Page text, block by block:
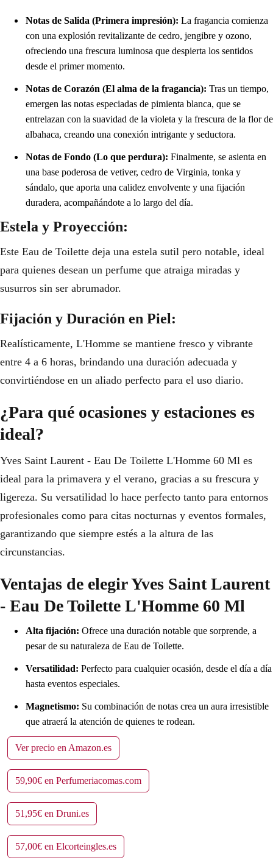
Notas de Salida (Primera impresión): La fragancia comienza
con una explosión revitalizante de cedro, jengibre y ozono,
ofreciendo una frescura luminosa que despierta los sentidos
desde el primer momento.
Notas de Corazón (El alma de la fragancia): Tras un tiempo,
emergen las notas especiadas de pimienta blanca, que se
entrelazan con la suavidad de la violeta y la frescura de la flor de
albahaca, creando una conexión intrigante y seductora.
Notas de Fondo (Lo que perdura): Finalmente, se asienta en
una base poderosa de vetiver, cedro de Virginia, tonka y
sándalo, que aporta una calidez envolvente y una fijación
duradera, acompañándote a lo largo del día.
Estela y Proyección:
Este Eau de Toilette deja una estela sutil pero notable, ideal
para quienes desean un perfume que atraiga miradas y
susurros sin ser abrumador.
Fijación y Duración en Piel:
Realísticamente, L'Homme se mantiene fresco y vibrante
entre 4 a 6 horas, brindando una duración adecuada y
convirtiéndose en un aliado perfecto para el uso diario.
¿Para qué ocasiones y estaciones es
ideal?
Yves Saint Laurent - Eau De Toilette L'Homme 60 Ml es
ideal para la primavera y el verano, gracias a su frescura y
ligereza. Su versatilidad lo hace perfecto tanto para entornos
profesionales como para citas nocturnas y eventos formales,
garantizando que siempre estés a la altura de las
circunstancias.
Ventajas de elegir Yves Saint Laurent
- Eau De Toilette L'Homme 60 Ml
Alta fijación: Ofrece una duración notable que sorprende, a
pesar de su naturaleza de Eau de Toilette.
Versatilidad: Perfecto para cualquier ocasión, desde el día a día
hasta eventos especiales.
Magnetismo: Su combinación de notas crea un aura irresistible
que atraerá la atención de quienes te rodean.
Ver precio en Amazon.es
59,90€ en Perfumeriacomas.com
51,95€ en Druni.es
57,00€ en Elcorteingles.es